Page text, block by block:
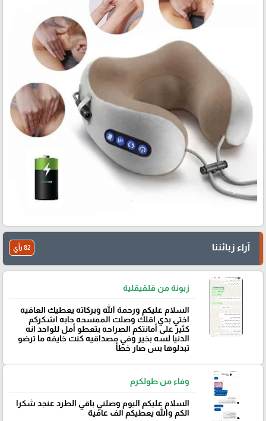
آراء زبائننا 82 رأي
زبونة من قلقيقلية
السلام عليكم ورحمة الله وبركاته يعطيك العافيه
اختي بدي اقلك وصلت الممسحه حابه اشكركم
كثير على أمانتكم الصراحه بتعطو أمل للواحد انه
الدنيا لسه بخير وفي مصداقيه كنت خايفه ما ترضو
تبدلوها بس صار خطأ
وفاء من طولكرم
السلام عليكم اليوم وصلني باقي الطرد عنجد شكرا
الكم والله يعطيكم الف عافية